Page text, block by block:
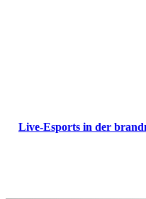
Live-Esports in der